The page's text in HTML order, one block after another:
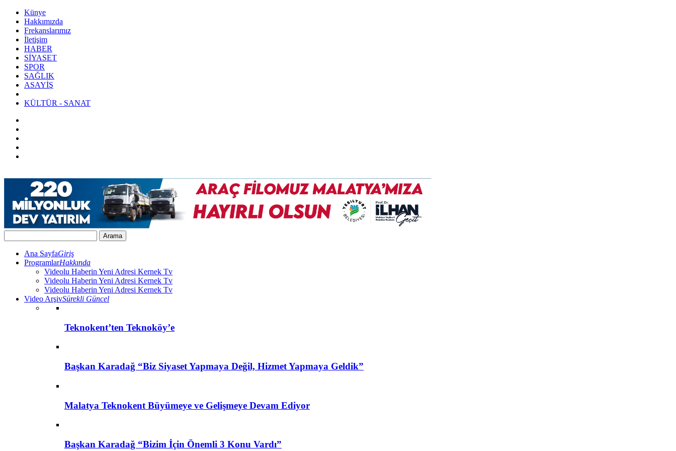
Künye
Hakkımızda
Frekanslarımız
İletişim
HABER
SİYASET
SPOR
SAĞLIK
ASAYİŞ
KÜLTÜR - SANAT
Ana SayfaGiriş
ProgramlarHakkında
Videolu Haberin Yeni Adresi Kernek Tv
Videolu Haberin Yeni Adresi Kernek Tv
Videolu Haberin Yeni Adresi Kernek Tv
Video ArşivSürekli Güncel
Teknokent’ten Teknoköy’e
Başkan Karadağ “Biz Siyaset Yapmaya Değil, Hizmet Yapmaya Geldik”
Malatya Teknokent Büyümeye ve Gelişmeye Devam Ediyor
Başkan Karadağ “Bizim İçin Önemli 3 Konu Vardı”